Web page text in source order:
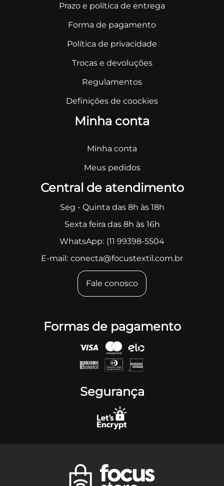
Prazo e política de entrega
Forma de pagamento
Política de privacidade
Trocas e devoluções
Regulamentos
Definições de coockies
Minha conta
Minha conta
Meus pedidos
Central de atendimento
Seg - Quinta das 8h às 18h
Sexta feira das 8h às 16h
WhatsApp: (11 99398-5504
E-mail: conecta@focustextil.com.br
Fale conosco
Formas de pagamento
Segurança